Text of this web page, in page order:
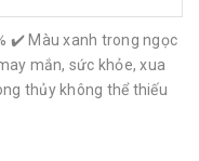
✔️ Màu xanh trong ngọc
mắn, sức khỏe, xua
thủy không thể thiếu